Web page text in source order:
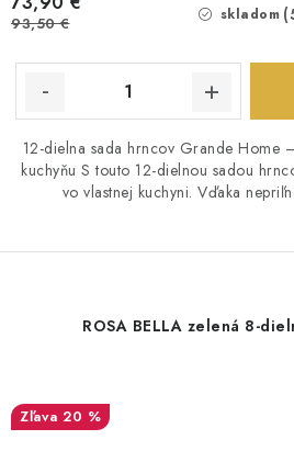
skladom
93,50 €
12-dielna sada hrncov Grande Home
kuchyňu S touto 12-dielnou sadou
vo vlastnej kuchyni. Vďaka
ROSA BELLA zelená 8-
20 %